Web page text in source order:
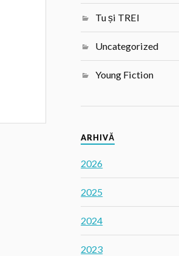
Tu și TREI
Uncategorized
Young Fiction
ARHIVĂ
2026
2025
2024
2023